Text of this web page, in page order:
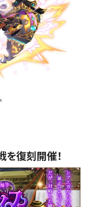
復刻開催！